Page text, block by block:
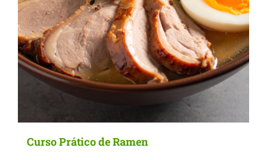
Curso Prático de Ramen